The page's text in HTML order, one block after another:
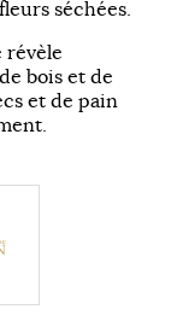
séchées.
révèle
bois et de
et de pain